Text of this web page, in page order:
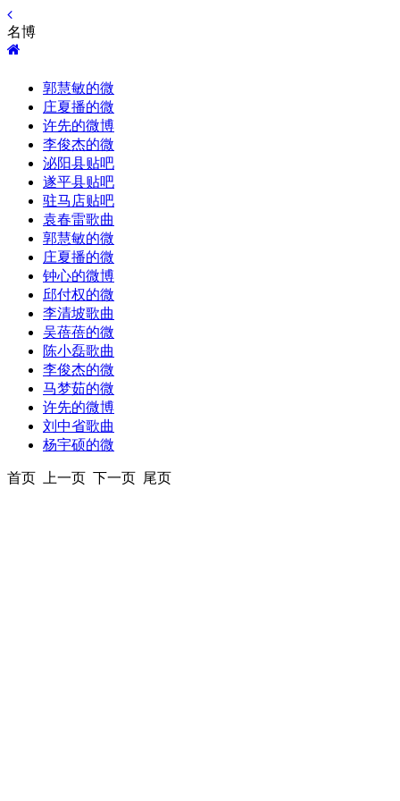
名博
郭慧敏的微
庄夏播的微
许先的微博
李俊杰的微
泌阳县贴吧
遂平县贴吧
驻马店贴吧
袁春雷歌曲
郭慧敏的微
庄夏播的微
钟心的微博
邱付权的微
李清坡歌曲
吴蓓蓓的微
陈小磊歌曲
李俊杰的微
马梦茹的微
许先的微博
刘中省歌曲
杨宇硕的微
首页 上一页 下一页 尾页